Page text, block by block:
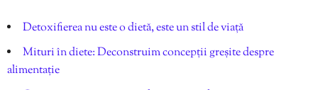
Detoxifierea nu este o dietă, este un stil de viață
Mituri în diete: Deconstruim concepții greșite despre
alimentație